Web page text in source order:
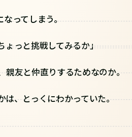
ってしまう。
ょっと挑戦してみるか」
友と仲直りするためなのか。
は、とっくにわかっていた。